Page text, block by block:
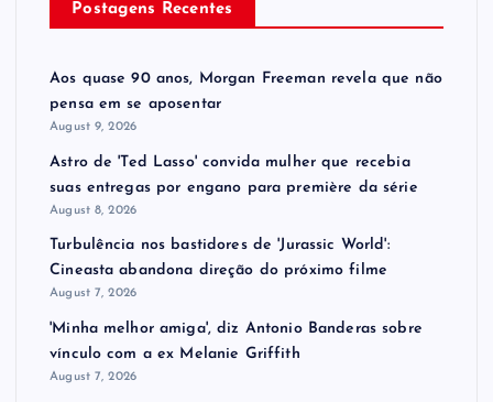
Postagens Recentes
Aos quase 90 anos, Morgan Freeman revela que não
pensa em se aposentar
August 9, 2026
Astro de 'Ted Lasso' convida mulher que recebia
suas entregas por engano para première da série
August 8, 2026
Turbulência nos bastidores de 'Jurassic World':
Cineasta abandona direção do próximo filme
August 7, 2026
'Minha melhor amiga', diz Antonio Banderas sobre
vínculo com a ex Melanie Griffith
August 7, 2026